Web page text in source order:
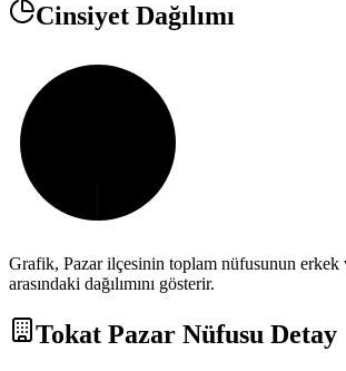
Cinsiyet Dağılımı
Grafik, Pazarilçesinin toplam nüfusunun erkek
arasındaki dağılımını gösterir.
Tokat Pazar Nüfusu Detay